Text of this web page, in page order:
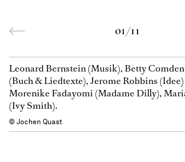
01/11
Leonard Bernstein (Musik), Betty
(Buch & Liedtexte), Jerome Robbins (Idee)
Morenike Fadayomi (Madame Dilly),
(Ivy Smith).
© Jochen Quast